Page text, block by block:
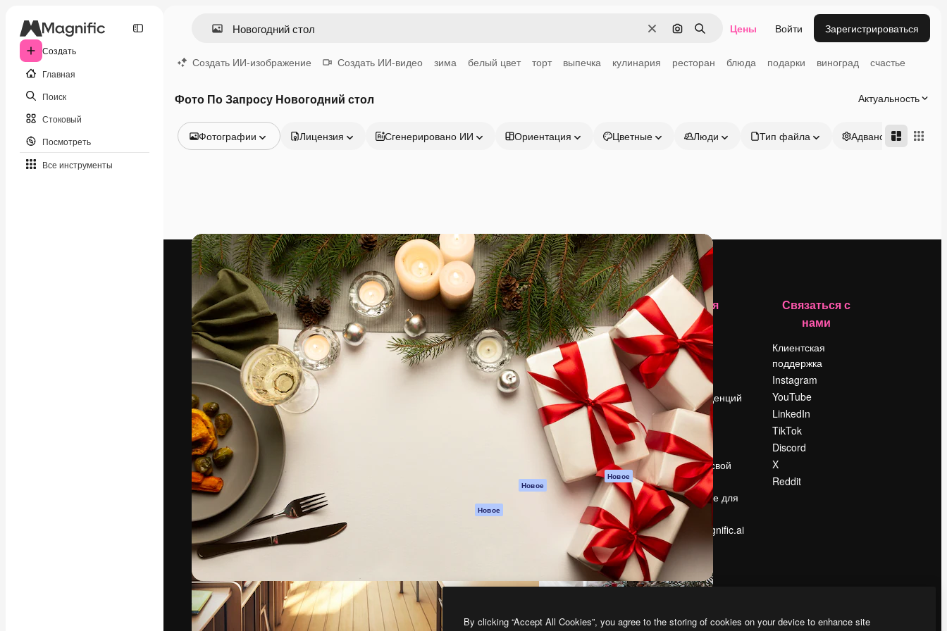
Создать
Главная
Поиск
Стоковый
Посмотреть
Все инструменты
ОчиститьПоиск по изображению
Поиск Цены Войти Зарегистрироваться
Создать ИИ-изображение Создать ИИ-видео зима белый цвет торт выпечка кулинария ресторан блюда подарки виноград счастье
Фото По Запросу Новогодний стол Актуальность
Фотографии
Видео
Видеоролик
Моушн-дизайн
Видеошаблоны
Иконки
3D-модели
Шрифты
Лицензия Сгенерировано ИИ Ориентация Цветные Люди Тип файла Адвансд
Креативная платформа для создания
ваших лучших работ. Более 1 миллиона
подписчиков среди креаторов,
предприятий, агентств и студий.
Pусский
Продукция
Spaces
ИИ-помощник
Генератор
изображений ИИ
Генератор видео
Новое
Новое
Magnific
Начать
Academy
Документация по
Пакету ИИ
Служба
поддержки
Условия и
положения
Политика
конфиденциальности
Оригиналы Новое
Политика файлов
Центр доверия
Партнеры
Предприятие
Компания
Цены
О нас
Reviews
Вакансии
Поиск тенденций
Блог
События
Slidesgo
Продайте свой
контент
Помещение для
прессы
Ищете magnific.ai
Связаться с
нами
Клиентская
поддержка
Instagram
YouTube
LinkedIn
TikTok
Discord
X
Reddit
By clicking “Accept All Cookies”, you agree to the storing of cookies on your device to enhance site